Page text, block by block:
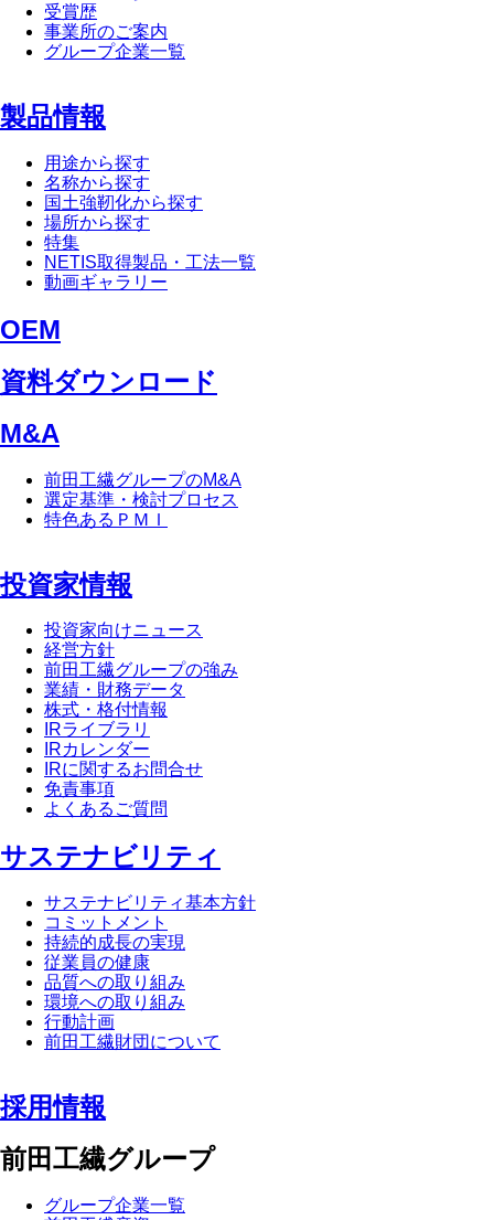
受賞歴
事業所のご案内
グループ企業一覧
製品情報
用途から探す
名称から探す
国土強靭化から探す
場所から探す
特集
NETIS取得製品・工法一覧
動画ギャラリー
OEM
資料ダウンロード
M&A
前田工繊グループのM&A
選定基準・検討プロセス
特色あるＰＭＩ
投資家情報
投資家向けニュース
経営方針
前田工繊グループの強み
業績・財務データ
株式・格付情報
IRライブラリ
IRカレンダー
IRに関するお問合せ
免責事項
よくあるご質問
サステナビリティ
サステナビリティ基本方針
コミットメント
持続的成長の実現
従業員の健康
品質への取り組み
環境への取り組み
行動計画
前田工繊財団について
採用情報
前田工繊グループ
グループ企業一覧